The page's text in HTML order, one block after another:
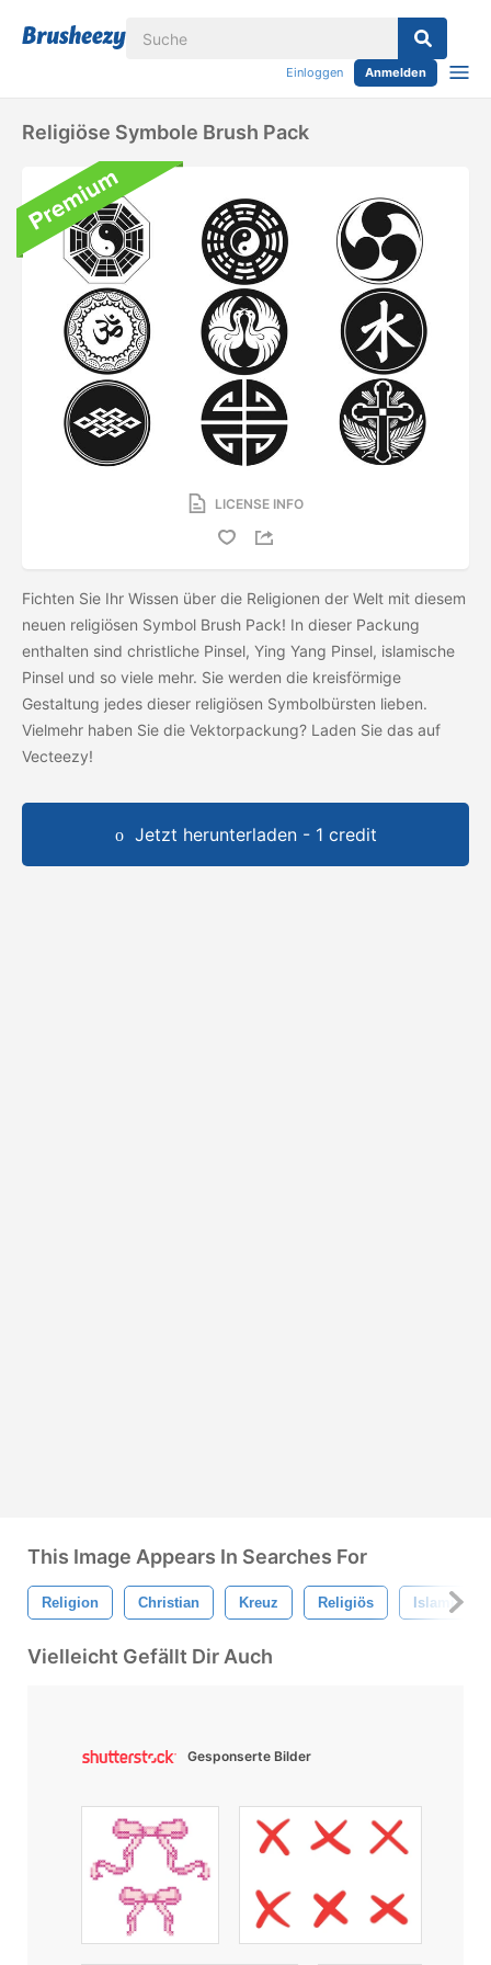
Einloggen Anmelden
Religiöse Symbole Brush Pack
LICENSE INFO
Fichten Sie Ihr Wissen über die Religionen der Welt mit diesem
neuen religiösen Symbol Brush Pack! In dieser Packung
enthalten sind christliche Pinsel, Ying Yang Pinsel, islamische
Pinsel und so viele mehr. Sie werden die kreisförmige
Gestaltung jedes dieser religiösen Symbolbürsten lieben.
Vielmehr haben Sie die Vektorpackung? Laden Sie das auf
Vecteezy!
Jetzt herunterladen - 1 credit
This Image Appears In Searches For
Religion Christian Kreuz Religiös Islamisch
Vielleicht Gefällt Dir Auch
Gesponserte Bilder